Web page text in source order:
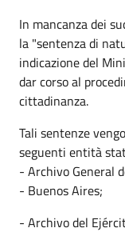
In mancanza dei
la "sentenza di
indicazione del
dar corso al
cittadinanza.
Tali sentenze
seguenti entità
- Archivo General
- Buenos Aires;
- Archivo del